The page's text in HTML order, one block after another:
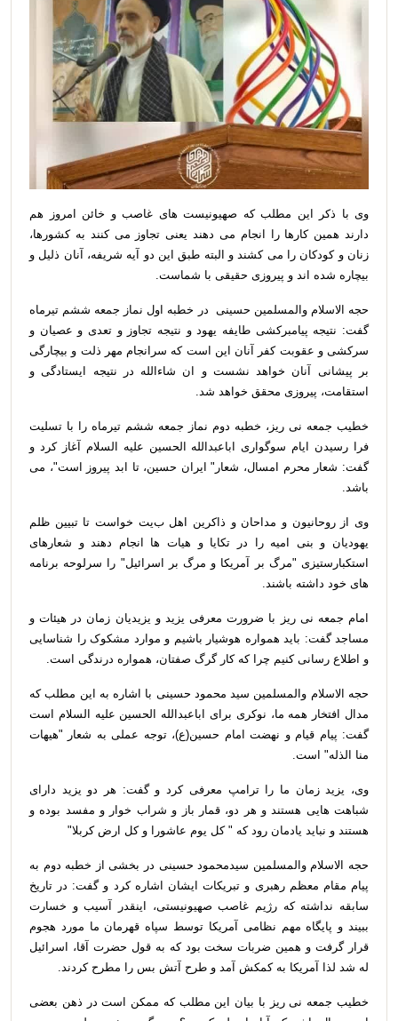
وی با ذکر این مطلب که صهیونیست های غاصب و خائن امروز هم
دارند همین کارها را انجام می دهند یعنی تجاوز می کنند به کشورها،
زنان و کودکان را می کشند و البته طبق این دو آیه شریفه، آنان ذلیل و
بیچاره شده اند و پیروزی حقیقی با شماست.
حجه الاسلام والمسلمین حسینی در خطبه اول نماز جمعه ششم تیرماه
گفت: نتیجه پیامبرکشی طایفه یهود و نتیجه تجاوز و تعدی و عصیان و
سرکشی و عقوبت کفر آنان این است که سرانجام مهر ذلت و بیچارگی
بر پیشانی آنان خواهد نشست و ان شاءالله در نتیجه ایستادگی و
استقامت، پیروزی محقق خواهد شد.
خطیب جمعه نی ریز، خطبه دوم نماز جمعه ششم تیرماه را با تسلیت
فرا رسیدن ایام سوگواری اباعبدالله الحسین علیه السلام آغاز کرد و
گفت: شعار محرم امسال، شعار" ایران حسین، تا ابد پیروز است"، می
باشد.
وی از روحانیون و مداحان و ذاکرین اهلبیت خواست تا تبیین ظلم
یهودیان و بنی امیه را در تکایا و هیات ها انجام دهند و شعارهای
استکبارستیزی "مرگ بر آمریکا و مرگ بر اسرائیل" را سرلوحه برنامه
های خود داشته باشند.
امام جمعه نی ریز با ضرورت معرفی یزید و یزیدیان زمان در هیئات و
مساجد گفت: باید همواره هوشیار باشیم و موارد مشکوک را شناسایی
و اطلاع رسانی کنیم چرا که کار گرگ صفتان، همواره درندگی است.
حجه الاسلام والمسلمین سید محمود حسینی با اشاره به این مطلب که
مدال افتخار همه ما، نوکری برای اباعبدالله الحسین علیه السلام است
گفت: پیام قیام و نهضت امام حسین(ع)، توجه عملی به شعار "هیهات
منا الذله" است.
وی، یزید زمان ما را ترامپ معرفی کرد و گفت: هر دو یزید دارای
شباهت هایی هستند و هر دو، قمار باز و شراب خوار و مفسد بوده و
هستند و نباید یادمان رود که " کل یوم عاشورا و کل ارض کربلا"
حجه الاسلام والمسلمین سیدمحمود حسینی در بخشی از خطبه دوم به
پیام مقام معظم رهبری و تبریکات ایشان اشاره کرد و گفت: در تاریخ
سابقه نداشته که رژیم غاصب صهیونیستی، اینقدر آسیب و خسارت
ببیند و پایگاه مهم نظامی آمریکا توسط سپاه قهرمان ما مورد هجوم
قرار گرفت و همین ضربات سخت بود که به قول حضرت آقا، اسرائیل
له شد لذا آمریکا به کمکش آمد و طرح آتش بس را مطرح کردند.
خطیب جمعه نی ریز با بیان این مطلب که ممکن است در ذهن بعضی